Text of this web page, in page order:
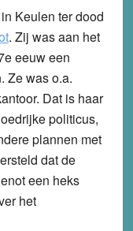
Keulen ter dood
. Zij was aan het
eeuw een
Ze was o.a.
Dat is haar
politicus,
plannen met
dat de
een heks
het